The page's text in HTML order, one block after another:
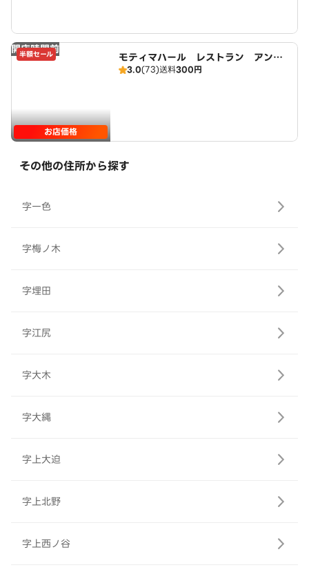
開店時間前
半額セール
お店価格
モティマハール レストラン アンド
バー
3.0(73)送料300円
その他の住所から探す
字一色
字梅ノ木
字埋田
字江尻
字大木
字大縄
字上大迫
字上北野
字上西ノ谷